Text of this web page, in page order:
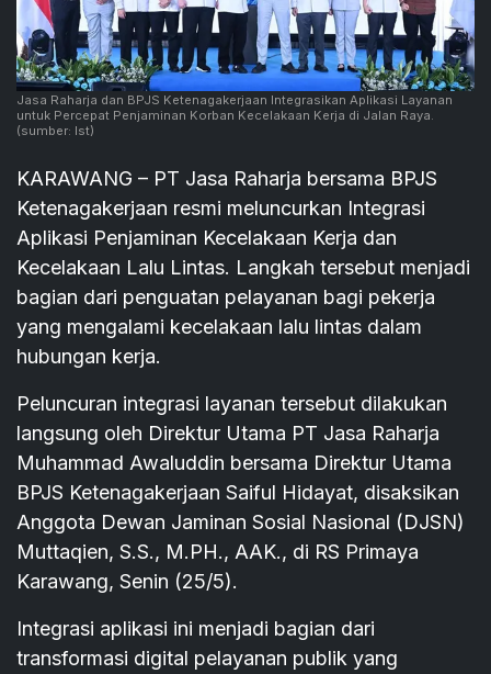
Jasa Raharja dan BPJS Ketenagakerjaan Integrasikan Aplikasi Layanan
untuk Percepat Penjaminan Korban Kecelakaan Kerja di Jalan Raya.
(sumber: Ist)
KARAWANG – PT Jasa Raharja bersama BPJS
Ketenagakerjaan resmi meluncurkan Integrasi
Aplikasi Penjaminan Kecelakaan Kerja dan
Kecelakaan Lalu Lintas. Langkah tersebut menjadi
bagian dari penguatan pelayanan bagi pekerja
yang mengalami kecelakaan lalu lintas dalam
hubungan kerja.
Peluncuran integrasi layanan tersebut dilakukan
langsung oleh Direktur Utama PT Jasa Raharja
Muhammad Awaluddin bersama Direktur Utama
BPJS Ketenagakerjaan Saiful Hidayat, disaksikan
Anggota Dewan Jaminan Sosial Nasional (DJSN)
Muttaqien, S.S., M.PH., AAK., di RS Primaya
Karawang, Senin (25/5).
Integrasi aplikasi ini menjadi bagian dari
transformasi digital pelayanan publik yang